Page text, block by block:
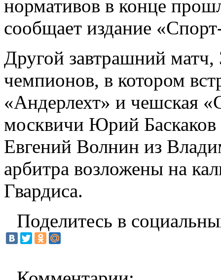
нормативов в конце
сообщает издание
Другой завтрашний матч,
чемпионов, в котором
«Андерлехт» и чешская
москвичи Юрий
Евгений Волнин из
арбитра возложены на
Гвардиса.
Поделитесь в